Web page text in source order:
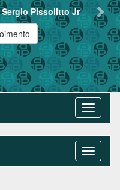
Sergio Pissolitto Jr